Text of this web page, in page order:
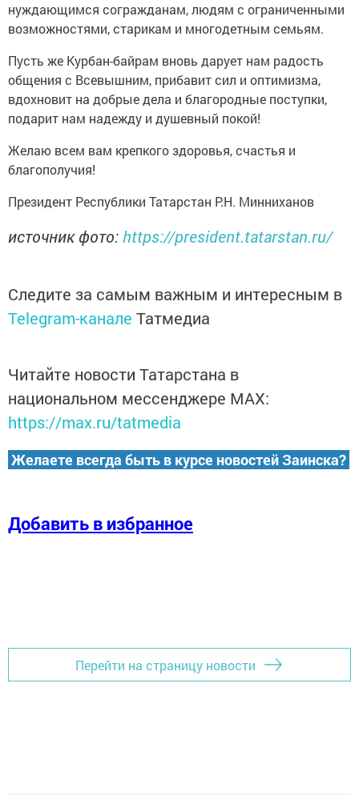
нуждающимся согражданам, людям с ограниченными
возможностями, старикам и многодетным семьям.
Пусть же Курбан-байрам вновь дарует нам радость
общения с Всевышним, прибавит сил и оптимизма,
вдохновит на добрые дела и благородные поступки,
подарит нам надежду и душевный покой!
Желаю всем вам крепкого здоровья, счастья и
благополучия!
Президент Республики Татарстан Р.Н. Минниханов
источник фото:https://president.tatarstan.ru/
Следите за самым важным и интересным в
Telegram-канале Татмедиа
Читайте новости Татарстана в
национальном мессенджере MАХ:
https://max.ru/tatmedia
Желаете всегда быть в курсе новостей Заинска?
Добавить в избранное
Перейти на страницу новости